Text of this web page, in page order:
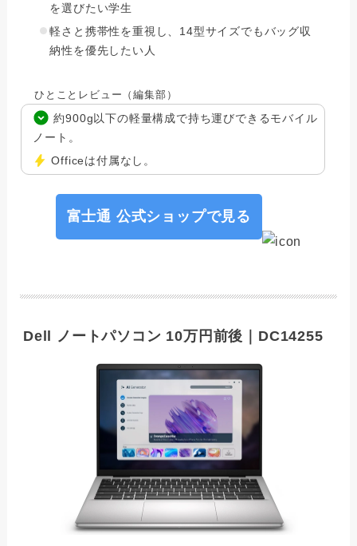
を選びたい学生
軽さと携帯性を重視し、14型サイズでもバッグ収
納性を優先したい人
ひとことレビュー（編集部）
約900g以下の軽量構成で持ち運びできるモバイル
ノート。
Officeは付属なし。
富士通 公式ショップで見る
Dell ノートパソコン 10万円前後｜DC14255